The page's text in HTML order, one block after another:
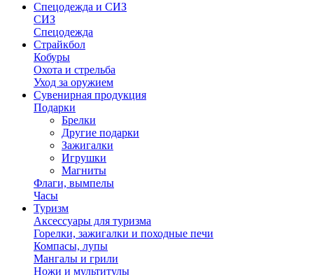
Спецодежда и СИЗ
СИЗ
Спецодежда
Страйкбол
Кобуры
Охота и стрельба
Уход за оружием
Сувенирная продукция
Подарки
Брелки
Другие подарки
Зажигалки
Игрушки
Магниты
Флаги, вымпелы
Часы
Туризм
Аксессуары для туризма
Горелки, зажигалки и походные печи
Компасы, лупы
Мангалы и грили
Ножи и мультитулы